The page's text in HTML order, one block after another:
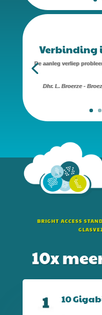
Verbinding
De aanleg verliep
Dhr. L. Broerze -
BRIGHT ACCESS
10x
10